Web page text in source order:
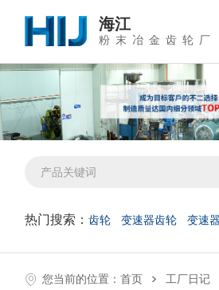
海江
粉末冶金齿轮厂
热门搜索：齿轮 变速器齿轮 变速
您当前的位置：首页 > 工厂日记